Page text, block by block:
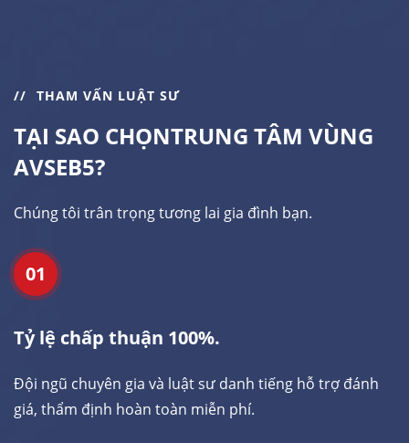
THAM VẤN LUẬT SƯ
TẠI SAO CHỌNTRUNG TÂM VÙNG
AVSEB5?
Chúng tôi trân trọng tương lai gia đình bạn.
01
Tỷ lệ chấp thuận 100%.
Đội ngũ chuyên gia và luật sư danh tiếng hỗ trợ đánh
giá, thẩm định hoàn toàn miễn phí.